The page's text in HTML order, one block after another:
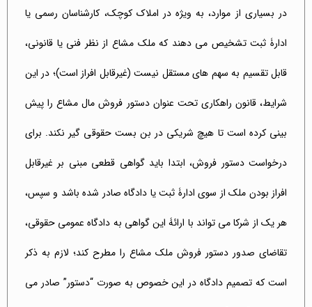
در بسیاری از موارد، به ویژه در املاک کوچک، کارشناسان رسمی یا
ادارۀ ثبت تشخیص می دهند که ملک مشاع از نظر فنی یا قانونی،
قابل تقسیم به سهم های مستقل نیست (غیرقابل افراز است)؛ در این
شرایط، قانون راهکاری تحت عنوان دستور فروش مال مشاع را پیش
بینی کرده است تا هیچ شریکی در بن بست حقوقی گیر نکند. برای
درخواست دستور فروش، ابتدا باید گواهی قطعی مبنی بر غیرقابل
افراز بودن ملک از سوی ادارۀ ثبت یا دادگاه صادر شده باشد و سپس،
هر یک از شرکا می تواند با ارائۀ این گواهی به دادگاه عمومی حقوقی،
تقاضای صدور دستور فروش ملک مشاع را مطرح کند؛ لازم به ذکر
است که تصمیم دادگاه در این خصوص به صورت “دستور” صادر می